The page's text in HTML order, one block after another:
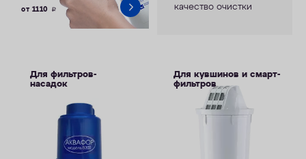
от 1110 руб.
качество очистки
Для фильтров-
насадок
Для кувшинов и смарт-
фильтров